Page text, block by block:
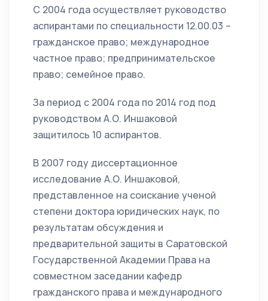
С 2004 года осуществляет руководство
аспирантами по специальности 12.00.03 –
гражданское право; международное
частное право; предпринимательское
право; семейное право.
За период с 2004 года по 2014 год под
руководством А.О. Иншаковой
защитилось 10 аспирантов.
В 2007 году диссертационное
исследование А.О. Иншаковой,
представленное на соискание ученой
степени доктора юридических наук, по
результатам обсуждения и
предварительной защиты в Саратовской
Государственной Академии Права на
совместном заседании кафедр
гражданского права и международного